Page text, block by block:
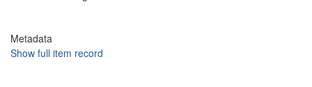
Metadata
Show full item record